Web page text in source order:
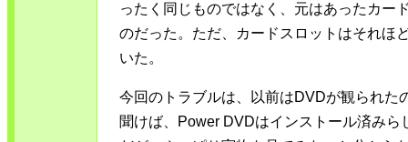
ったく同じものではなく、元はあったカー
のだった。ただ、カードスロットはそれほ
いた。
今回のトラブルは、以前はDVDが観られた
聞けば、Power DVDはインストール済み